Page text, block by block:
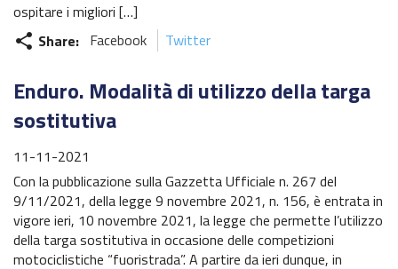
ospitare i migliori […]
share Share: Facebook Twitter
Enduro. Modalità di utilizzo della targa
sostitutiva
11-11-2021
Con la pubblicazione sulla Gazzetta Ufficiale n. 267 del
9/11/2021, della legge 9 novembre 2021, n. 156, è entrata in
vigore ieri, 10 novembre 2021, la legge che permette l’utilizzo
della targa sostitutiva in occasione delle competizioni
motociclistiche “fuoristrada”. A partire da ieri dunque, in